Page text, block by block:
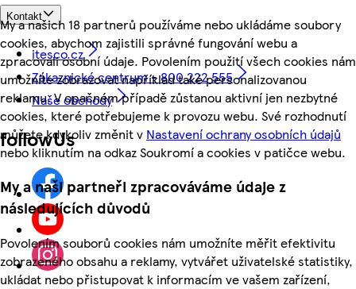
My a našich 18 partnerů používáme nebo ukládáme soubory
cookies, abychom zajistili správné fungování webu a
zpracovali osobní údaje. Povolením použití všech cookies nám
umožníte zobrazovat například také personalizovanou
reklamu. V opačném případě zůstanou aktivní jen nezbytné
cookies, které potřebujeme k provozu webu. Své rozhodnutí
můžete kdykoliv změnit v Nastavení ochrany osobních údajů
nebo kliknutím na odkaz Soukromí a cookies v patičce webu.
My a naši partneři zpracováváme údaje z
následujících důvodů
Povolením souborů cookies nám umožníte měřit efektivitu
zobrazeného obsahu a reklamy, vytvářet uživatelské statistiky,
ukládat nebo přistupovat k informacím ve vašem zařízení,
Kontakt
itesco.cz
Zákaznické centrum - 800 222 555
Naše obchody
followUs